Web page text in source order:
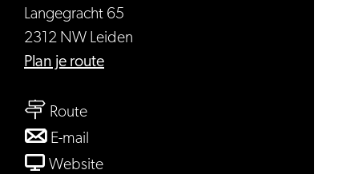
Langegracht 65
2312 NW Leiden
Plan je routenaar
Routenaar
Pride
Leiden,
E-mail
Pride
Websitevan